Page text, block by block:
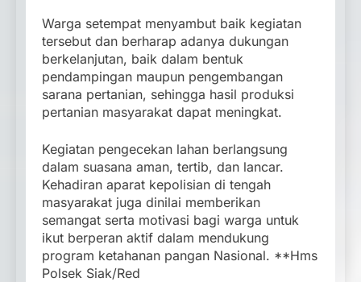
Warga setempat menyambut baik kegiatan
tersebut dan berharap adanya dukungan
berkelanjutan, baik dalam bentuk
pendampingan maupun pengembangan
sarana pertanian, sehingga hasil produksi
pertanian masyarakat dapat meningkat.
Kegiatan pengecekan lahan berlangsung
dalam suasana aman, tertib, dan lancar.
Kehadiran aparat kepolisian di tengah
masyarakat juga dinilai memberikan
semangat serta motivasi bagi warga untuk
ikut berperan aktif dalam mendukung
program ketahanan pangan Nasional. **Hms
Polsek Siak/Red